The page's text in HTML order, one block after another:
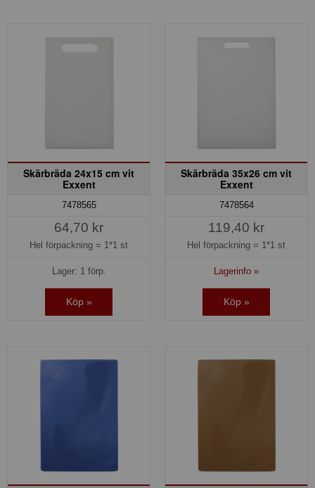
Skärbräda 24x15 cm vit
Exxent
7478565
64,70 kr
Hel förpackning = 1*1 st
Lager: 1 förp.
Köp »
Skärbräda 35x26 cm vit
Exxent
7478564
119,40 kr
Hel förpackning = 1*1 st
Lagerinfo »
Köp »